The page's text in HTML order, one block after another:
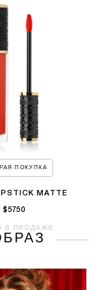
GONE BAD BY
KILIAN
$29400
В ПРОДАЖЕ
ПОКУПКА
MATTE
$5750
В ПРОДАЖЕ